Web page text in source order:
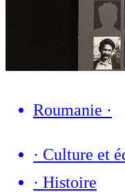
Roumanie ·
· Culture et
· Histoire